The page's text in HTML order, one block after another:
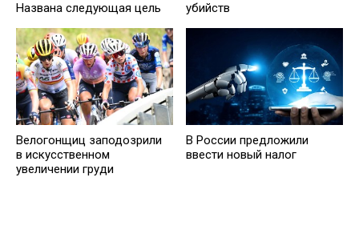
Названа следующая цель
убийств
Велогонщиц заподозрили
в искусственном
увеличении груди
В России предложили
ввести новый налог